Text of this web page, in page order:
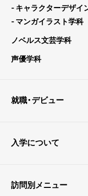
- キャラクターデザイ
- マンガイラスト学科
ノベルス文芸学科
声優学科
就職・デビュー
入学について
訪問別メニュー